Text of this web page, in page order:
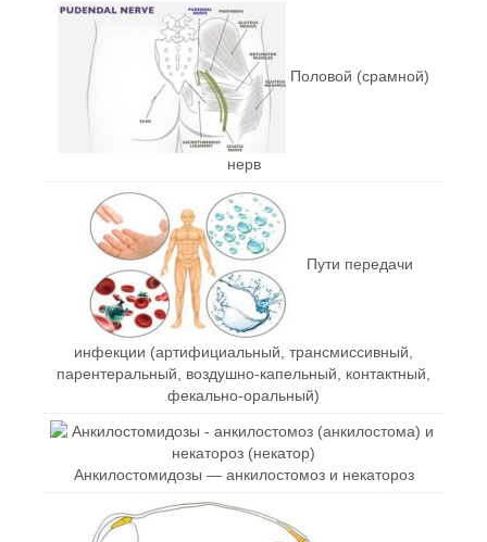
Половой (срамной)
нерв
Пути передачи
инфекции (артифициальный, трансмиссивный,
парентеральный, воздушно-капельный, контактный,
фекально-оральный)
Анкилостомидозы — анкилостомоз и некатороз